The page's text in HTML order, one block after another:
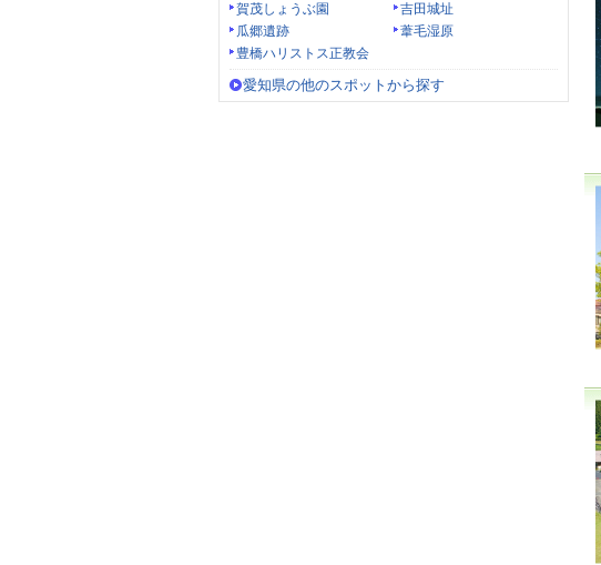
賀茂しょうぶ園
吉田城址
瓜郷遺跡
葦毛湿原
豊橋ハリストス正教会
愛知県の他のスポットから探す